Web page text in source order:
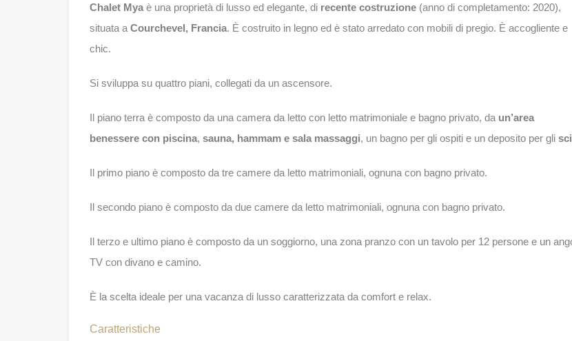
Chalet Mya è una proprietà di lusso ed elegante, di recente costruzione (anno di completamento: 2020),
situata a Courchevel, Francia. È costruito in legno ed è stato arredato con mobili di pregio. È accogliente e
chic.
Si sviluppa su quattro piani, collegati da un ascensore.
Il piano terra è composto da una camera da letto con letto matrimoniale e bagno privato, da un’area
benessere con piscina, sauna, hammam e sala massaggi, un bagno per gli ospiti e un deposito per gli sci
Il primo piano è composto da tre camere da letto matrimoniali, ognuna con bagno privato.
Il secondo piano è composto da due camere da letto matrimoniali, ognuna con bagno privato.
Il terzo e ultimo piano è composto da un soggiorno, una zona pranzo con un tavolo per 12 persone e un
TV con divano e camino.
È la scelta ideale per una vacanza di lusso caratterizzata da comfort e relax.
Caratteristiche